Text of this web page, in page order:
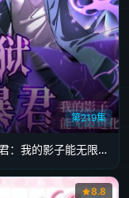
第219集
异狱暴君：我的影子能无限进化
8.8